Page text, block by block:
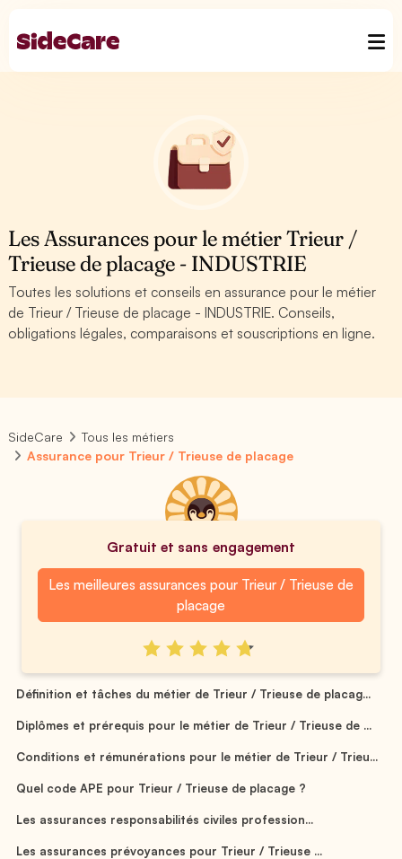
Les Assurances pour le métier Trieur /
Trieuse de placage - INDUSTRIE
Toutes les solutions et conseils en assurance pour le métier
de Trieur / Trieuse de placage - INDUSTRIE. Conseils,
obligations légales, comparaisons et souscriptions en ligne.
SideCare
Tous les métiers
Assurance pour Trieur / Trieuse de placage
Gratuit et sans engagement
Les meilleures assurances pour Trieur / Trieuse de
placage
Définition et tâches du métier de Trieur / Trieuse de placag...
Diplômes et prérequis pour le métier de Trieur / Trieuse de ...
Conditions et rémunérations pour le métier de Trieur / Trieu...
Quel code APE pour Trieur / Trieuse de placage ?
Les assurances responsabilités civiles profession...
Les assurances prévoyances pour Trieur / Trieuse ...